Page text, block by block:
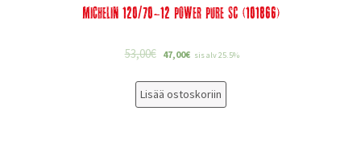
Michelin 120/70-12 Power Pure SC (101866)
53,00€ 47,00€ sis alv 25.5%
Lisää ostoskoriin